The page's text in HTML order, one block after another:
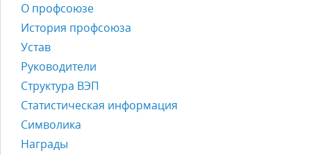
О профсоюзе
История профсоюза
Устав
Руководители
Структура ВЭП
Статистическая информация
Символика
Награды